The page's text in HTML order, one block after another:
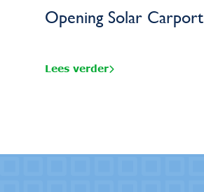
Opening Solar Carport
Lees verder